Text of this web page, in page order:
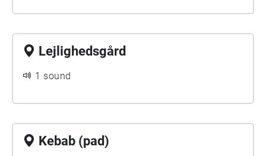
Lejlighedsgård
1 sound
Kebab (pad)